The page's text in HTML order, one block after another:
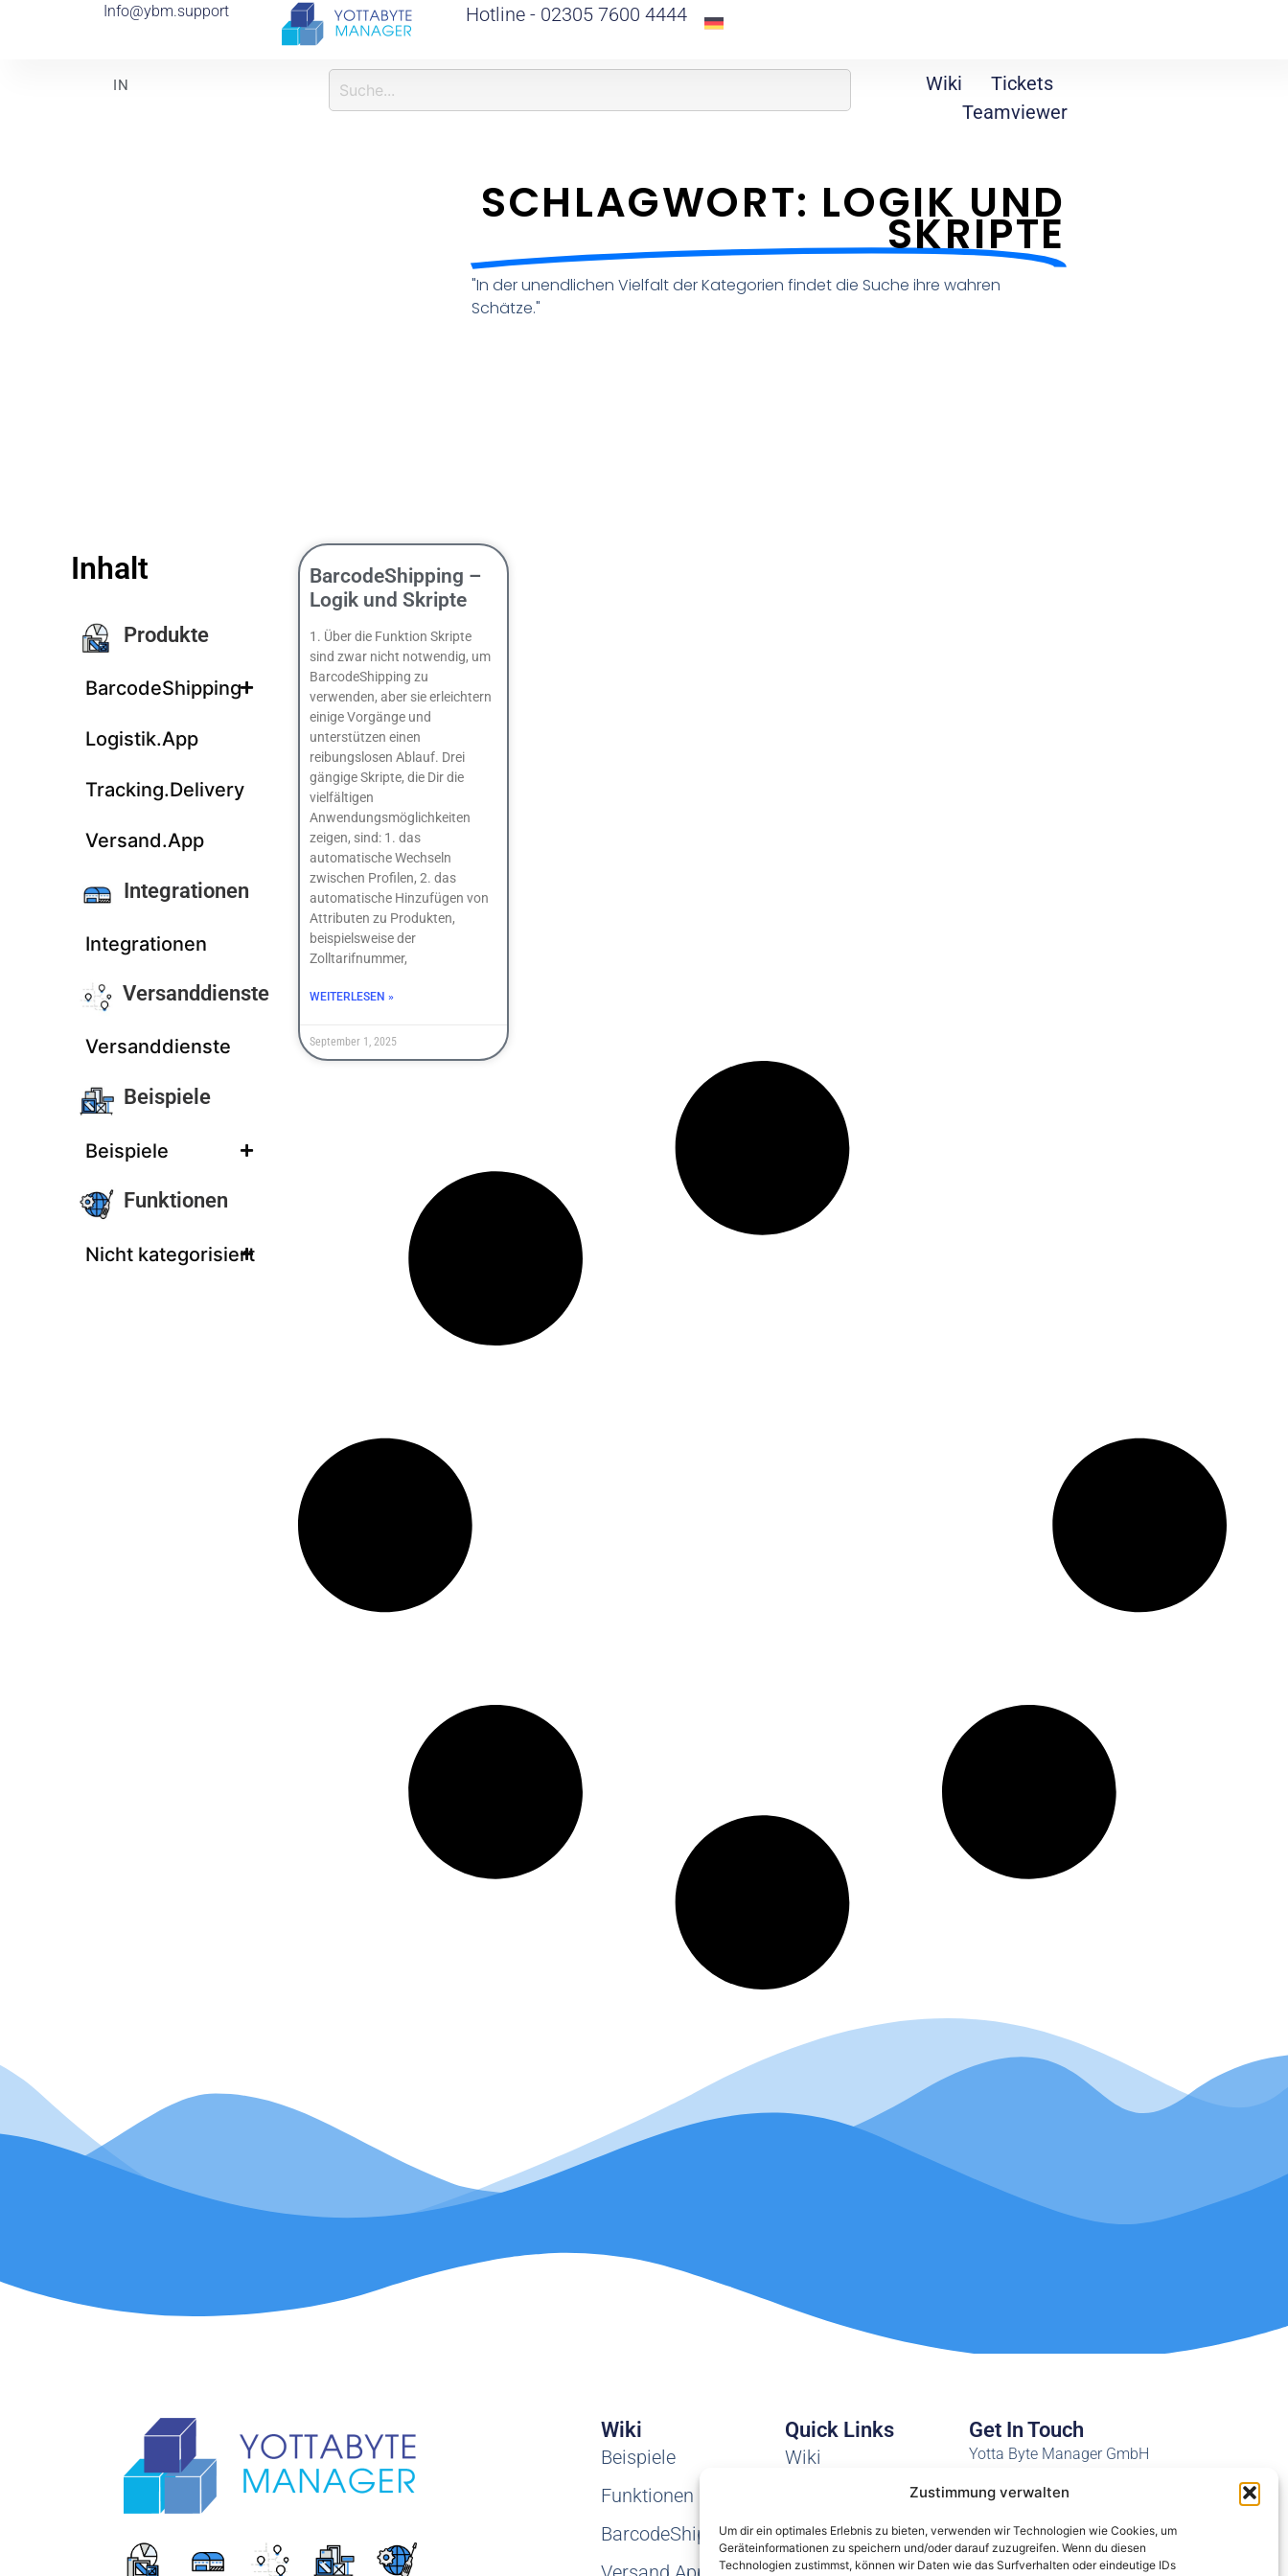
Zustimmung verwalten
Um dir ein optimales Erlebnis zu bieten, verwenden wir Technologien wie Cookies, um
Geräteinformationen zu speichern und/oder darauf zuzugreifen. Wenn du diesen
Technologien zustimmst, können wir Daten wie das Surfverhalten oder eindeutige IDs
Info@ybm.support Hotline - 02305 7600 4444
IN Wiki
Tickets
Teamviewer
SCHLAGWORT: LOGIK UND
SKRIPTE
"In der unendlichen Vielfalt der Kategorien findet die Suche ihre wahren
Schätze."
Inhalt
Produkte
BarcodeShipping
Logistik.App
Tracking.Delivery
Versand.App
Integrationen
Integrationen
Versanddienste
Versanddienste
Beispiele
Beispiele
Funktionen
Nicht kategorisiert
BarcodeShipping –
Logik und Skripte
1. Über die Funktion Skripte
sind zwar nicht notwendig, um
BarcodeShipping zu
verwenden, aber sie erleichtern
einige Vorgänge und
unterstützen einen
reibungslosen Ablauf. Drei
gängige Skripte, die Dir die
vielfältigen
Anwendungsmöglichkeiten
zeigen, sind: 1. das
automatische Wechseln
zwischen Profilen, 2. das
automatische Hinzufügen von
Attributen zu Produkten,
beispielsweise der
Zolltarifnummer,
WEITERLESEN »
September 1, 2025
Wiki
Beispiele
Funktionen
BarcodeShipping
Quick Links
Wiki
Teamviewer
Get In Touch
Yotta Byte Manager GmbH
44575 Castrop-Rauxel
Email:
ticket@ybm.support